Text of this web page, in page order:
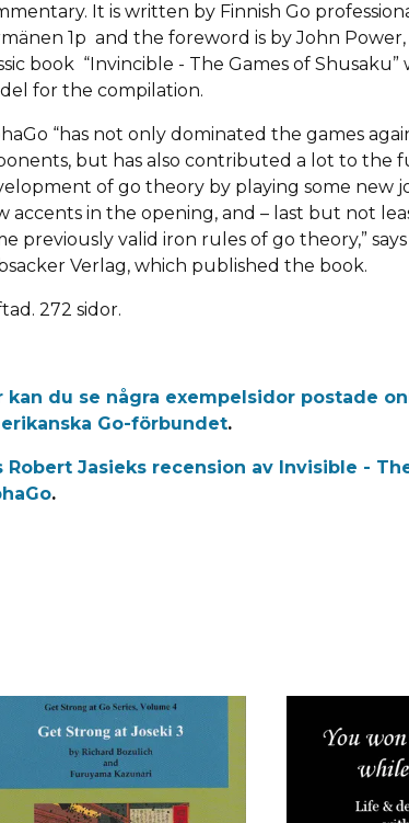
It is written by Finnish Go
1p and the foreword is by John
book “Invincible - The Games of Shusaku”
for the compilation.
“has not only dominated the games
but has also contributed a lot to the
of go theory by playing some new
accents in the opening, and – last but not
previously valid iron rules of go theory,”
Verlag, which published the book.
272 sidor.
kan du se några exempelsidor postade
Go-förbundet.
Robert Jasieks recension av Invisible -
.